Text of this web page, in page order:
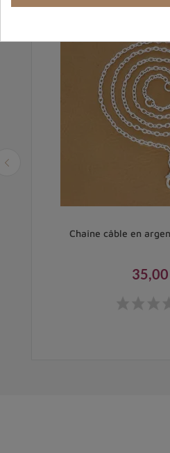
Chaîne câble en